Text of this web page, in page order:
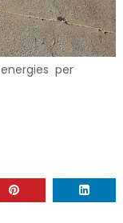
per